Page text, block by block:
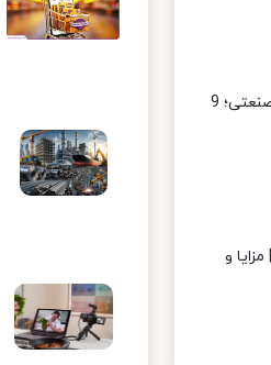
راهنمای خرید الکتروموتور صنعتی؛ 9
و